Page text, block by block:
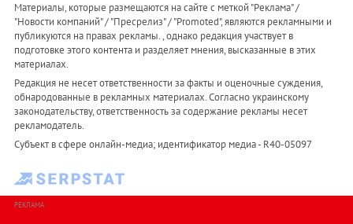
Материалы, которые размещаются на сайте с меткой "Реклама" /
"Новости компаний" / "Пресрелиз" / "Promoted", являются рекламными и
публикуются на правах рекламы. , однако редакция участвует в
подготовке этого контента и разделяет мнения, высказанные в этих
материалах.
Редакция не несет ответственности за факты и оценочные суждения,
обнародованные в рекламных материалах. Согласно украинскому
законодательству, ответственность за содержание рекламы несет
рекламодатель.
Субъект в сфере онлайн-медиа; идентификатор медиа - R40-05097
РЕКЛАМА